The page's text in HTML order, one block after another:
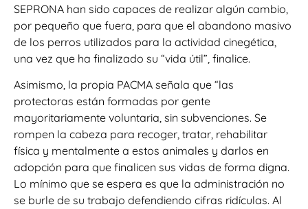
SEPRONA han sido capaces de realizar algún cambio,
por pequeño que fuera, para que el abandono masivo
de los perros utilizados para la actividad cinegética,
una vez que ha finalizado su “vida útil”, finalice.
Asimismo, la propia PACMA señala que “las
protectoras están formadas por gente
mayoritariamente voluntaria, sin subvenciones. Se
rompen la cabeza para recoger, tratar, rehabilitar
física y mentalmente a estos animales y darlos en
adopción para que finalicen sus vidas de forma digna.
Lo mínimo que se espera es que la administración no
se burle de su trabajo defendiendo cifras ridículas. Al